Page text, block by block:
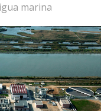
marina